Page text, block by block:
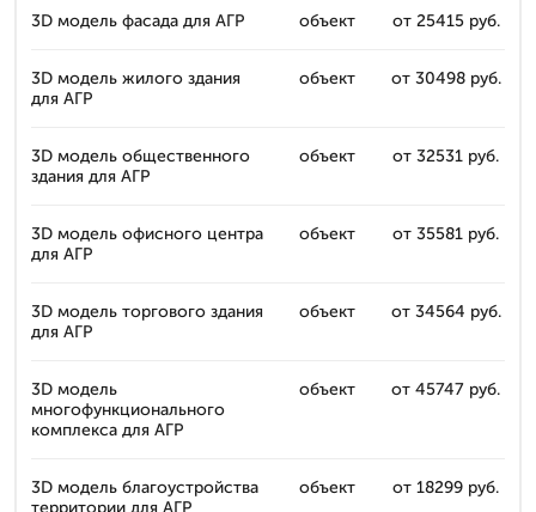
3D модель фасада для АГР объект от 25415 руб.
3D модель жилого здания
для АГР
объект от 30498 руб.
3D модель общественного
здания для АГР
объект от 32531 руб.
3D модель офисного центра
для АГР
объект от 35581 руб.
3D модель торгового здания
для АГР
объект от 34564 руб.
3D модель
многофункционального
комплекса для АГР
объект от 45747 руб.
3D модель благоустройства
территории для АГР
объект от 18299 руб.